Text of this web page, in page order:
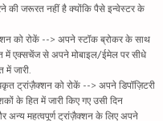
की जरूरत नहीं है क्योंकि पैसे इन्वेस्टर के
को रोकें --> अपने स्टॉक ब्रोकर के साथ
एक्सचेंज से अपने मोबाइल/ईमेल पर सीधे
में जारी.
ट्रांज़ैक्शन को रोकें --> अपने डिपॉज़िटरी
के हित में जारी किए गए उसी दिन
अन्य महत्वपूर्ण ट्रांज़ैक्शन के लिए अपने